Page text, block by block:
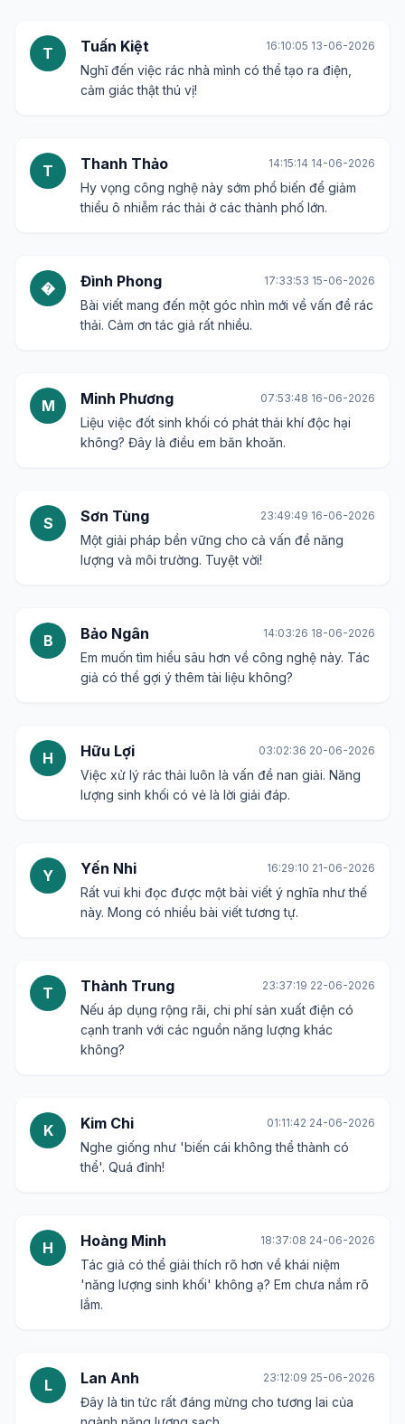
T Tuấn Kiệt 16:10:05 13-06-2026
Nghĩ đến việc rác nhà mình có thể tạo ra điện,
cảm giác thật thú vị!
T Thanh Thảo 14:15:14 14-06-2026
Hy vọng công nghệ này sớm phổ biến để giảm
thiểu ô nhiễm rác thải ở các thành phố lớn.
� Đình Phong 17:33:53 15-06-2026
Bài viết mang đến một góc nhìn mới về vấn đề rác
thải. Cảm ơn tác giả rất nhiều.
M Minh Phương 07:53:48 16-06-2026
Liệu việc đốt sinh khối có phát thải khí độc hại
không? Đây là điều em băn khoăn.
S Sơn Tùng 23:49:49 16-06-2026
Một giải pháp bền vững cho cả vấn đề năng
lượng và môi trường. Tuyệt vời!
B Bảo Ngân 14:03:26 18-06-2026
Em muốn tìm hiểu sâu hơn về công nghệ này. Tác
giả có thể gợi ý thêm tài liệu không?
H Hữu Lợi 03:02:36 20-06-2026
Việc xử lý rác thải luôn là vấn đề nan giải. Năng
lượng sinh khối có vẻ là lời giải đáp.
Y Yến Nhi 16:29:10 21-06-2026
Rất vui khi đọc được một bài viết ý nghĩa như thế
này. Mong có nhiều bài viết tương tự.
T Thành Trung 23:37:19 22-06-2026
Nếu áp dụng rộng rãi, chi phí sản xuất điện có
cạnh tranh với các nguồn năng lượng khác
không?
K Kim Chi 01:11:42 24-06-2026
Nghe giống như 'biến cái không thể thành có
thể'. Quá đỉnh!
H Hoàng Minh 18:37:08 24-06-2026
Tác giả có thể giải thích rõ hơn về khái niệm
'năng lượng sinh khối' không ạ? Em chưa nắm rõ
lắm.
L Lan Anh 23:12:09 25-06-2026
Đây là tin tức rất đáng mừng cho tương lai của